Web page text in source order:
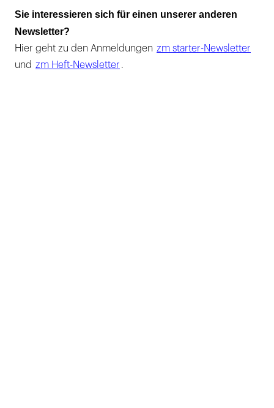
Sie interessieren sich für einen unserer anderen
Newsletter?
Hier geht zu den Anmeldungen zm starter-Newsletter
und zm Heft-Newsletter .